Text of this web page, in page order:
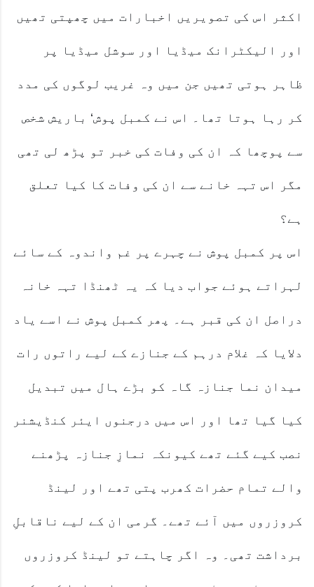
اکثر اس کی تصویریں اخبارات میں چھپتی تھیں
اور الیکٹرانک میڈیا اور سوشل میڈیا پر
ظاہر ہوتی تھیں جن میں وہ غریب لوگوں کی مدد
کر رہا ہوتا تھا۔ اس نے کمبل پوش‘ باریش شخص
سے پوچھا کہ ان کی وفات کی خبر تو پڑھ لی تھی
مگر اس تہہ خانے سے ان کی وفات کا کیا تعلق
ہے؟
اس پر کمبل پوش نے چہرے پر غم واندوہ کے سائے
لہراتے ہوئے جواب دیا کہ یہ ٹھنڈا تہہ خانہ
دراصل ان کی قبر ہے۔ پھر کمبل پوش نے اسے یاد
دلایا کہ غلام درہم کے جنازے کے لیے راتوں رات
میدان نما جنازہ گاہ کو بڑے ہال میں تبدیل
کیا گیا تھا اور اس میں درجنوں ایئر کنڈیشنر
نصب کیے گئے تھے کیونکہ نمازِ جنازہ پڑھنے
والے تمام حضرات کھرب پتی تھے اور لینڈ
کروزروں میں آئے تھے۔ گرمی ان کے لیے ناقابلِ
برداشت تھی۔ وہ اگر چاہتے تو لینڈ کروزروں